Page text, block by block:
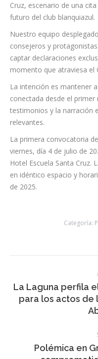
Cruz, escenario de una
futuro del club blanquiazul.
Nuestro equipo
consejeros y
captar declaraciones
momento que atraviesa el
La intención es mantener
conectada desde el
testimonios y la narración
relevantes.
La primera convocatoria
viernes, día 4 de julio de
Hotel Escuela Santa Cruz.
en idéntico espacio y
de 2025.
Categoría:
entre
La Laguna perfila
para los actos de
Polémica en